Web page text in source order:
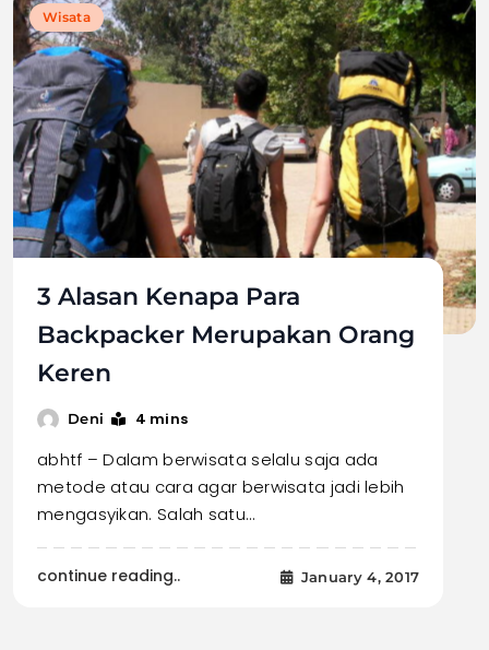
Wisata
3 Alasan Kenapa Para
Backpacker Merupakan Orang
Keren
Deni 4 mins
abhtf – Dalam berwisata selalu saja ada
metode atau cara agar berwisata jadi lebih
mengasyikan. Salah satu…
continue reading.. January 4, 2017